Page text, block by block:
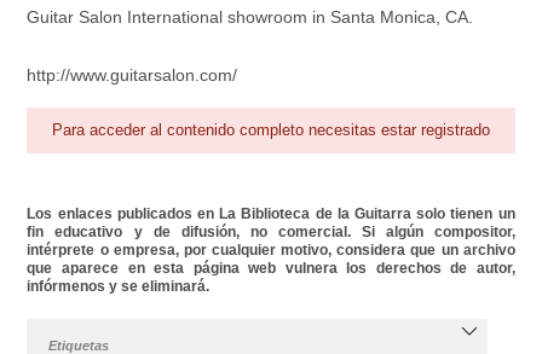
Guitar Salon International showroom in Santa Monica, CA.
http://www.guitarsalon.com/
Para acceder al contenido completo necesitas estar registrado
Los enlaces publicados en La Biblioteca de la Guitarra solo tienen un
fin educativo y de difusión, no comercial. Si algún compositor,
intérprete o empresa, por cualquier motivo, considera que un archivo
que aparece en esta página web vulnera los derechos de autor,
infórmenos y se eliminará.
Etiquetas